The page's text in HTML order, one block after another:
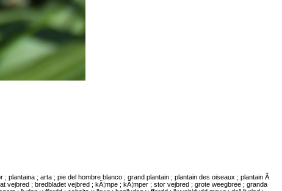
; arta ; pie del hombre blanco ; grand plantain ; plantain des oiseaux ; plantain Ã
; bredbladet vejbred ; kÃ¦mpe ; kÃ¦mper ; stor vejbred ; grote weegbree ; granda